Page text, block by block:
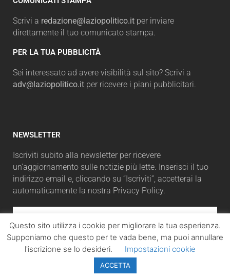
Scrivi a redazione@laziopolitico.it per inviare
direttamente il tuo comunicato stampa.
PER LA TUA PUBBLICITÀ
Sei interessato ad avere visibilità sul sito? Scrivi a
adv@laziopolitico.it per ricevere i piani pubblicitari.
NEWSLETTER
Iscriviti subito alla newsletter per ricevere
un'aggiornamento sulle notizie più lette. Inserisci il tuo
indirizzo email e, cliccando su “Iscriviti”, accetterai la
automaticamente la nostra Privacy Policy.
ISCRIVITI
Questo sito utilizza i cookie per migliorare la tua esperienza.
Supponiamo che questo per te vada bene, ma puoi annullare
l'iscrizione se lo desideri.
Impostazioni cookie
ACCETTA